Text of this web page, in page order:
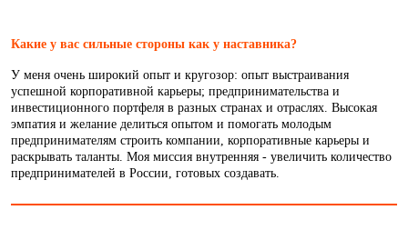
Какие у вас сильные стороны как у наставника?
У меня очень широкий опыт и кругозор: опыт выстраивания
успешной корпоративной карьеры; предпринимательства и
инвестиционного портфеля в разных странах и отраслях. Высокая
эмпатия и желание делиться опытом и помогать молодым
предпринимателям строить компании, корпоративные карьеры и
раскрывать таланты. Моя миссия внутренняя - увеличить количество
предпринимателей в России, готовых создавать.